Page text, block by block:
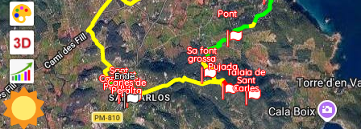
Start
Ende
Sant
Carles de
Peralta
PujadaTalaia de
Sant
Carles
Sa font
grossa
Pont
Sant
Carles de
Peralta